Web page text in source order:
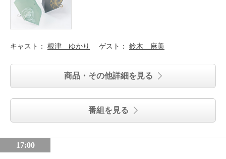
キャスト： 根津 ゆかり ゲスト： 鈴木 麻美
商品・その他詳細を見る
番組を見る
17:00